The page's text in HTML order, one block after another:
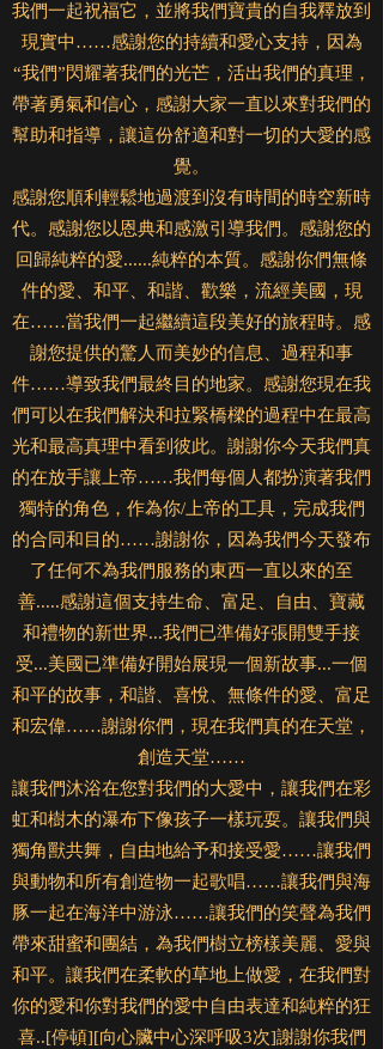
我們一起祝福它，並將我們寶貴的自我釋放到
現實中……感謝您的持續和愛心支持，因為
“我們”閃耀著我們的光芒，活出我們的真理，
帶著勇氣和信心，感謝大家一直以來對我們的
幫助和指導，讓這份舒適和對一切的大愛的感
覺。
感謝您順利輕鬆地過渡到沒有時間的時空新時
代。感謝您以恩典和感激引導我們。感謝您的
回歸純粹的愛......純粹的本質。感謝你們無條
件的愛、和平、和諧、歡樂，流經美國，現
在……當我們一起繼續這段美好的旅程時。感
謝您提供的驚人而美妙的信息、過程和事
件……導致我們最終目的地家。感謝您現在我
們可以在我們解決和拉緊橋樑的過程中在最高
光和最高真理中看到彼此。謝謝你今天我們真
的在放手讓上帝……我們每個人都扮演著我們
獨特的角色，作為你/上帝的工具，完成我們
的合同和目的……謝謝你，因為我們今天發布
了任何不為我們服務的東西一直以來的至
善.....感謝這個支持生命、富足、自由、寶藏
和禮物的新世界...我們已準備好張開雙手接
受...美國已準備好開始展現一個新故事...一個
和平的故事，和諧、喜悅、無條件的愛、富足
和宏偉……謝謝你們，現在我們真的在天堂，
創造天堂……
讓我們沐浴在您對我們的大愛中，讓我們在彩
虹和樹木的瀑布下像孩子一樣玩耍。讓我們與
獨角獸共舞，自由地給予和接受愛……讓我們
與動物和所有創造物一起歌唱……讓我們與海
豚一起在海洋中游泳……讓我們的笑聲為我們
帶來甜蜜和團結，為我們樹立榜樣美麗、愛與
和平。讓我們在柔軟的草地上做愛，在我們對
你的愛和你對我們的愛中自由表達和純粹的狂
喜..[停頓][向心臟中心深呼吸3次]謝謝你我們